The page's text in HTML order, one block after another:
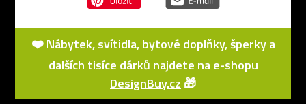
❤️ Nábytek, svítidla, bytové doplňky, šperky a
dalších tisíce dárků najdete na e-shopu
DesignBuy.cz 🎁